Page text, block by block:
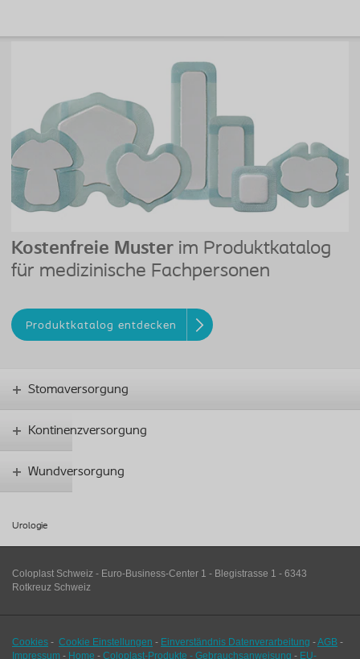
Kostenfreie Muster im Produktkatalog
für medizinische Fachpersonen
Produktkatalog entdecken
Stomaversorgung
Kontinenzversorgung
Wundversorgung
Urologie
Coloplast Schweiz - Euro-Business-Center 1 - Blegistrasse 1 - 6343
Rotkreuz Schweiz
Cookies - Cookie Einstellungen - Einverständnis Datenverarbeitung -AGB -
Impressum - Home - Coloplast-Produkte - Gebrauchsanweisung - EU-